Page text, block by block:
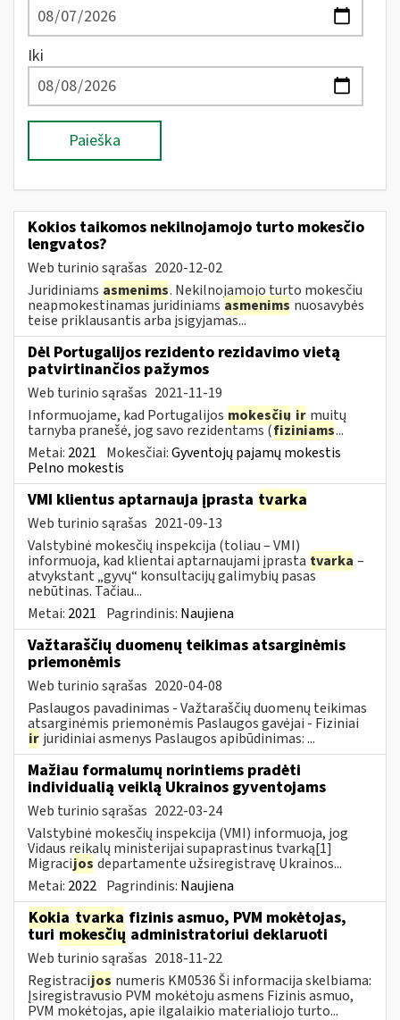
Iki
Paieška
Kokios taikomos nekilnojamojo turto mokesčio
lengvatos?
Web turinio sąrašas 2020-12-02
Juridiniams asmenims. Nekilnojamojo turto mokesčiu
neapmokestinamas juridiniams asmenims nuosavybės
teise priklausantis arba įsigyjamas...
Dėl Portugalijos rezidento rezidavimo vietą
patvirtinančios pažymos
Web turinio sąrašas 2021-11-19
Informuojame, kad Portugalijos mokesčių ir muitų
tarnyba pranešė, jog savo rezidentams (fiziniams...
Metai: 2021 Mokesčiai:Gyventojų pajamų mokestis
Pelno mokestis
VMI klientus aptarnauja įprasta tvarka
Web turinio sąrašas 2021-09-13
Valstybinė mokesčių inspekcija (toliau – VMI)
informuoja, kad klientai aptarnaujami įprasta tvarka –
atvykstant „gyvų“ konsultacijų galimybių pasas
nebūtinas. Tačiau...
Metai: 2021 Pagrindinis: Naujiena
Važtaraščių duomenų teikimas atsarginėmis
priemonėmis
Web turinio sąrašas 2020-04-08
Paslaugos pavadinimas - Važtaraščių duomenų teikimas
atsarginėmis priemonėmis Paslaugos gavėjai - Fiziniai
ir juridiniai asmenys Paslaugos apibūdinimas: ...
Mažiau formalumų norintiems pradėti
individualią veiklą Ukrainos gyventojams
Web turinio sąrašas 2022-03-24
Valstybinė mokesčių inspekcija (VMI) informuoja, jog
Vidaus reikalų ministerijai supaprastinus tvarką[1]
Migracijos departamente užsiregistravę Ukrainos...
Metai: 2022 Pagrindinis: Naujiena
Kokia tvarka fizinis asmuo, PVM mokėtojas,
turimokesčių administratoriui deklaruoti
Web turinio sąrašas 2018-11-22
Registracijos numeris KM0536 Ši informacija skelbiama:
Įsiregistravusio PVM mokėtoju asmens Fizinis asmuo,
PVM mokėtojas, apie ilgalaikio materialiojo turto...